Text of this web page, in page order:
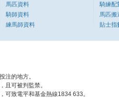
馬匹資料
騎師資料
練馬師資料
騎練配
馬匹搬
貼士指
注的地方。
且可被判監禁。
可致電平和基金熱線1834 633。